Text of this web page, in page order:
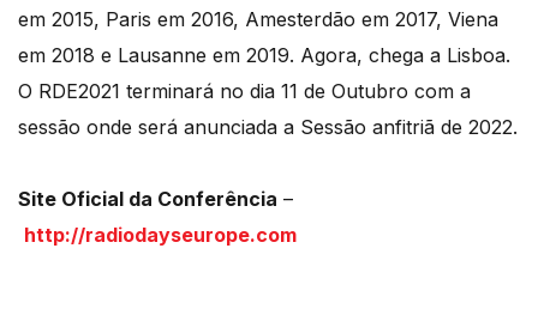
em 2015, Paris em 2016, Amesterdão em 2017, Viena
em 2018 e Lausanne em 2019. Agora, chega a Lisboa.
O RDE2021 terminará no dia 11 de Outubro com a
sessão onde será anunciada a Sessão anfitriã de 2022.
Site Oficial da Conferência –
http://radiodayseurope.com